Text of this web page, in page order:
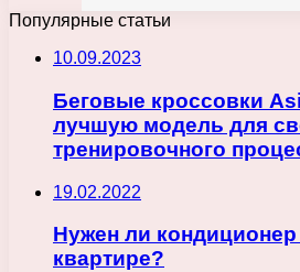
Популярные статьи
10.09.2023
Беговые кроссовки
лучшую модель для
тренировочного
19.02.2022
Нужен ли
квартире?